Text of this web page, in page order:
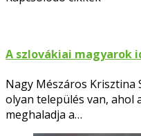
A szlovákiai magyarok
Nagy Mészáros Krisztina
olyan település van, ahol
meghaladja a…